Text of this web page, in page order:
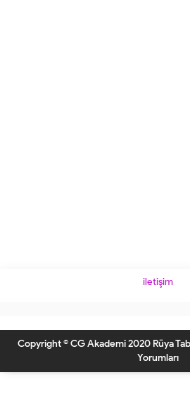
iletişim
Copyright © CG Akademi 2020 Rüya
Yorumları